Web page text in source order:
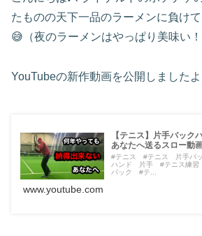
たものの天下一品のラーメンに負け
😅（夜のラーメンはやっぱり美味い！
YouTubeの新作動画を公開しましたよ
【テニス】片手バック
あなたへ送るスロー動画
#テニス #テニス 片手バ
ハンド 片手 #テニス練
バック #テ...
www.youtube.com